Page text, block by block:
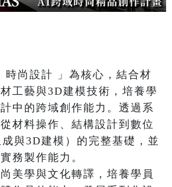
尚設計 」為核心，結合材
工藝與3D建模技術，培養學
中的跨域創作能力。透過系
材料操作、結構設計到數位
與3D建模）的完整基礎，並
務製作能力。
美學與文化轉譯，培養學員